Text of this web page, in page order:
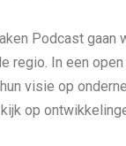
Podcast gaan
regio. In een
visie op
op